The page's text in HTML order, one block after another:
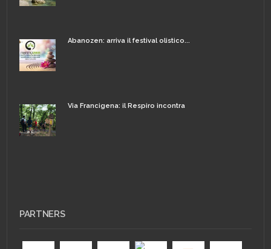
Abanozen: arriva il festival olistico...
Via Francigena: il Respiro incontra
PARTNERS